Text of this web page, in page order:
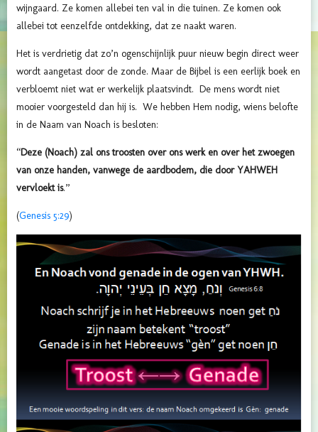
wijngaard. Ze komen allebei ten val in die tuinen. Ze komen ook
allebei tot eenzelfde ontdekking, dat ze naakt waren.
Het is verdrietig dat zo’n ogenschijnlijk puur nieuw begin direct weer
wordt aangetast door de zonde. Maar de Bijbel is een eerlijk boek en
verbloemt niet wat er werkelijk plaatsvindt. De mens wordt niet
mooier voorgesteld dan hij is. We hebben Hem nodig, wiens belofte
in de Naam van Noach is besloten:
“Deze (Noach) zal ons troosten over ons werk en over het zwoegen
van onze handen, vanwege de aardbodem, die door YAHWEH
vervloekt is.”
(Genesis 5:29)